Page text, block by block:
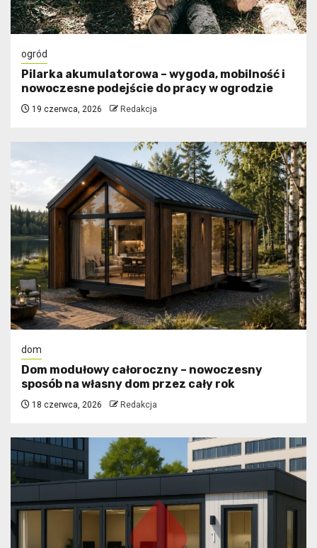
ogród
Pilarka akumulatorowa – wygoda, mobilność i
nowoczesne podejście do pracy w ogrodzie
19 czerwca, 2026 Redakcja
dom
Dom modułowy całoroczny – nowoczesny
sposób na własny dom przez cały rok
18 czerwca, 2026 Redakcja